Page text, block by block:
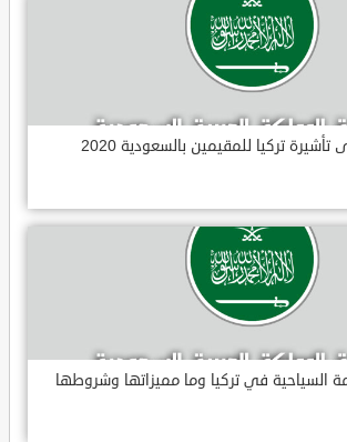
تركيا للمقيمين بالسعودية 2020
السياحية في تركيا وما مميزاتها وشروطها